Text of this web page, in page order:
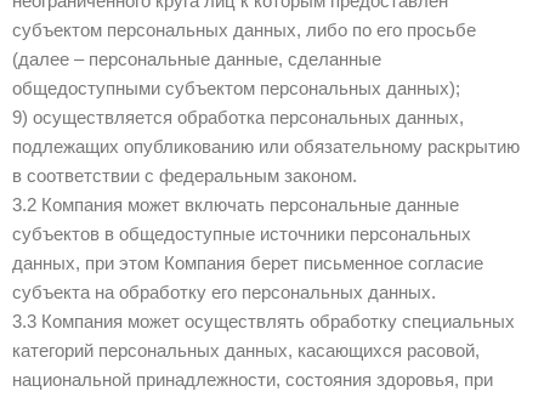
субъектом персональных данных, либо по его просьбе
(далее – персональные данные, сделанные
общедоступными субъектом персональных данных);
9) осуществляется обработка персональных данных,
подлежащих опубликованию или обязательному раскрытию
в соответствии с федеральным законом.
3.2 Компания может включать персональные данные
субъектов в общедоступные источники персональных
данных, при этом Компания берет письменное согласие
субъекта на обработку его персональных данных.
3.3 Компания может осуществлять обработку специальных
категорий персональных данных, касающихся расовой,
национальной принадлежности, состояния здоровья, при